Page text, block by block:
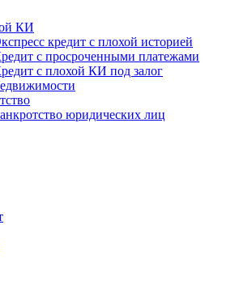
КИ
кредит с плохой историей
с просроченными платежами
с плохой КИ под залог
юридических лиц